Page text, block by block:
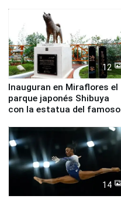
12
Inauguran en Miraflores el
parque japonés Shibuya
con la estatua del famoso
14